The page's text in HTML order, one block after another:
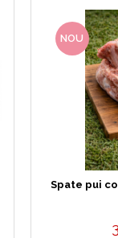
NOU
Spate pui